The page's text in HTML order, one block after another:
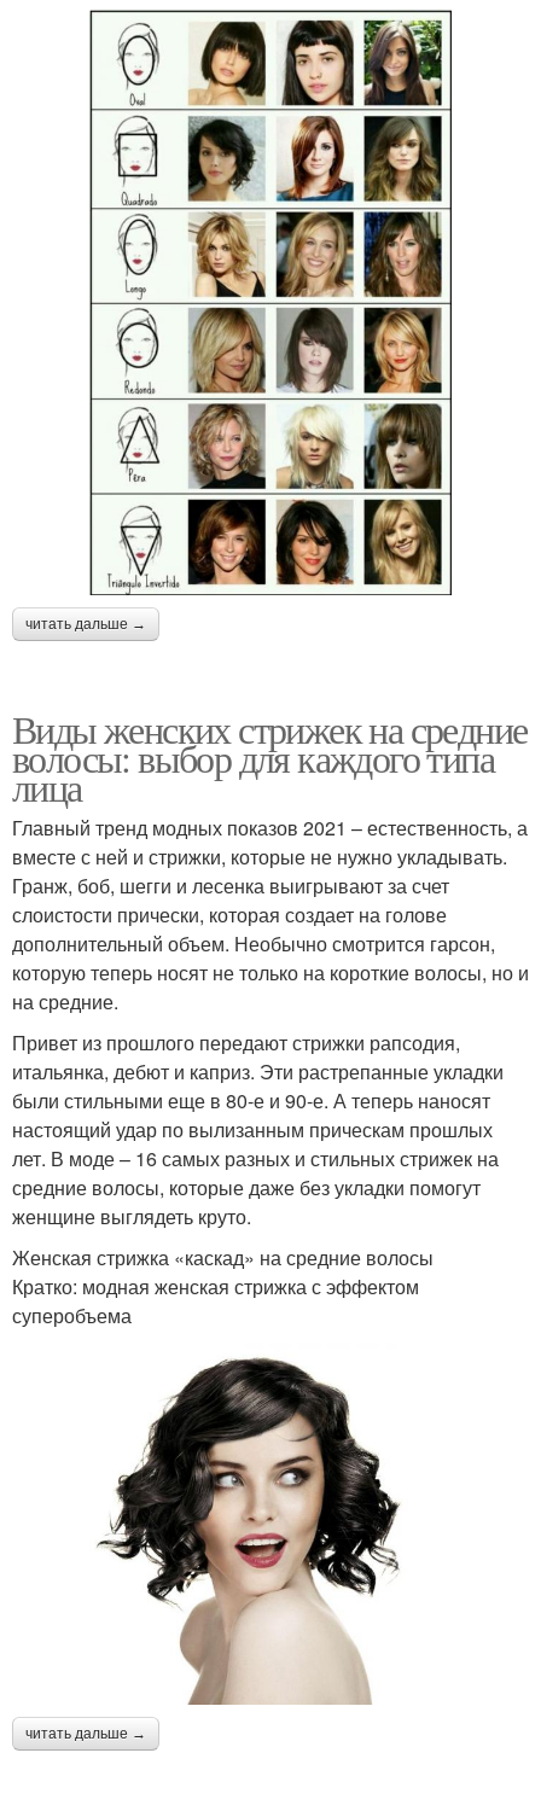
читать дальше →
Виды женских стрижек на средние
волосы: выбор для каждого типа
лица
Главный тренд модных показов 2021 – естественность, а
вместе с ней и стрижки, которые не нужно укладывать.
Гранж, боб, шегги и лесенка выигрывают за счет
слоистости прически, которая создает на голове
дополнительный объем. Необычно смотрится гарсон,
которую теперь носят не только на короткие волосы, но и
на средние.
Привет из прошлого передают стрижки рапсодия,
итальянка, дебют и каприз. Эти растрепанные укладки
были стильными еще в 80-е и 90-е. А теперь наносят
настоящий удар по вылизанным прическам прошлых
лет. В моде – 16 самых разных и стильных стрижек на
средние волосы, которые даже без укладки помогут
женщине выглядеть круто.
Женская стрижка «каскад» на средние волосы
Кратко: модная женская стрижка с эффектом
суперобъема
читать дальше →